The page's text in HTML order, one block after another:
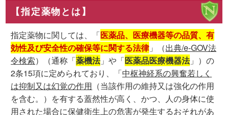
【指定薬物とは】
指定薬物に関しては、「医薬品、医療機器等の品質、有
効性及び安全性の確保等に関する法律」（出典/e-GOV法
令検索）（通称「薬機法」や「医薬品医療機器法」）の
2条15項に定められており、「中枢神経系の興奮若しく
は抑制又は幻覚の作用 （当該作用の維持又は強化の作用
を含む。）を有する蓋然性が高く、かつ、人の身体に使
用された場合に保健衛生上の危害が発生するおそれがあ